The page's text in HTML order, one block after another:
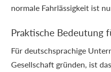
normale Fahrlässigkeit ist
Praktische Bedeutung
Für deutschsprachige
Gesellschaft gründen, ist